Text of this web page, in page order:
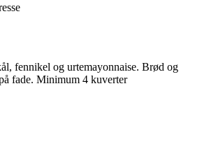
fennikel og urtemayonnaise. Brød og
fade. Minimum 4 kuverter